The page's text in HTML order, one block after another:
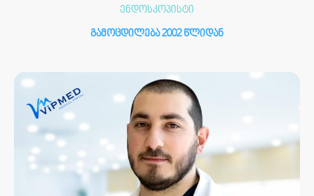
ენდოსკოპისტი
გამოცდილება 2002 წლიდან